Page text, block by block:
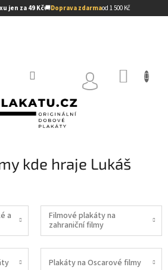
jen za 49 Kč🚚Doprava zdarmaod 1 500 Kč
kde hraje Lukáš
a
Filmové plakáty na
zahraniční filmy
Plakáty na Oscarové filmy